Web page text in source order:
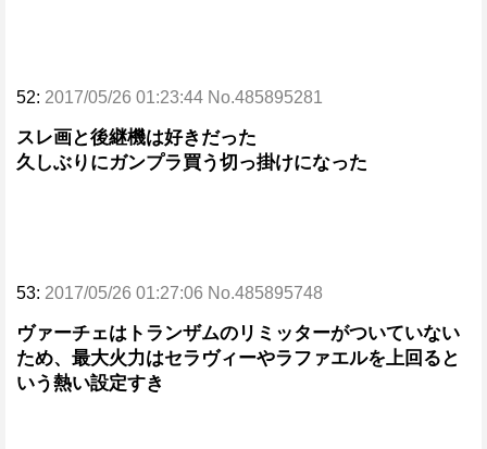
52: 2017/05/26 01:23:44 No.485895281
スレ画と後継機は好きだった
久しぶりにガンプラ買う切っ掛けになった
53: 2017/05/26 01:27:06 No.485895748
ヴァーチェはトランザムのリミッターがついていない
ため、最大火力はセラヴィーやラファエルを上回ると
いう熱い設定すき